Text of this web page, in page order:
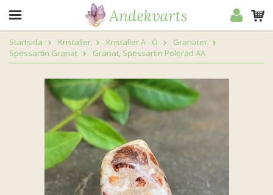
Startsida Kristaller Kristaller A - Ö
Granater
Spessartin Granat
Granat, Spessartin Polerad AA